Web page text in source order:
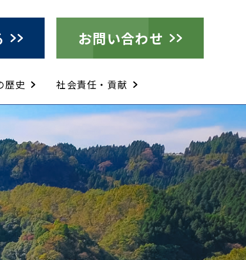
お問い合わせ
工法の紹介
）工法
歴史 社会責任・貢献